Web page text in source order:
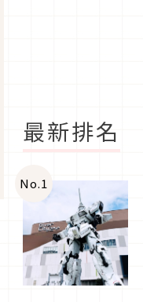
最新排名
No.1